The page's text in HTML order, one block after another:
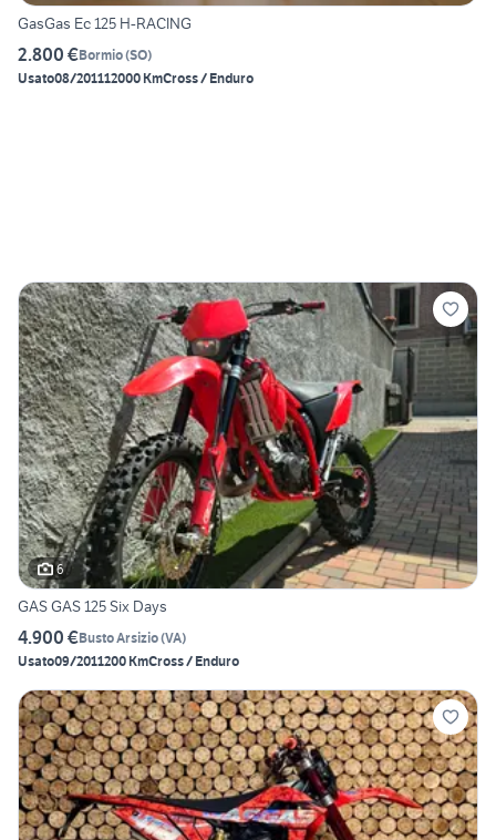
GasGas Ec 125 H-RACING
2.800 €Bormio(SO)
Usato08/201112000 KmCross / Enduro
6
GAS GAS 125 Six Days
4.900 €Busto Arsizio(VA)
Usato09/2011200 KmCross / Enduro